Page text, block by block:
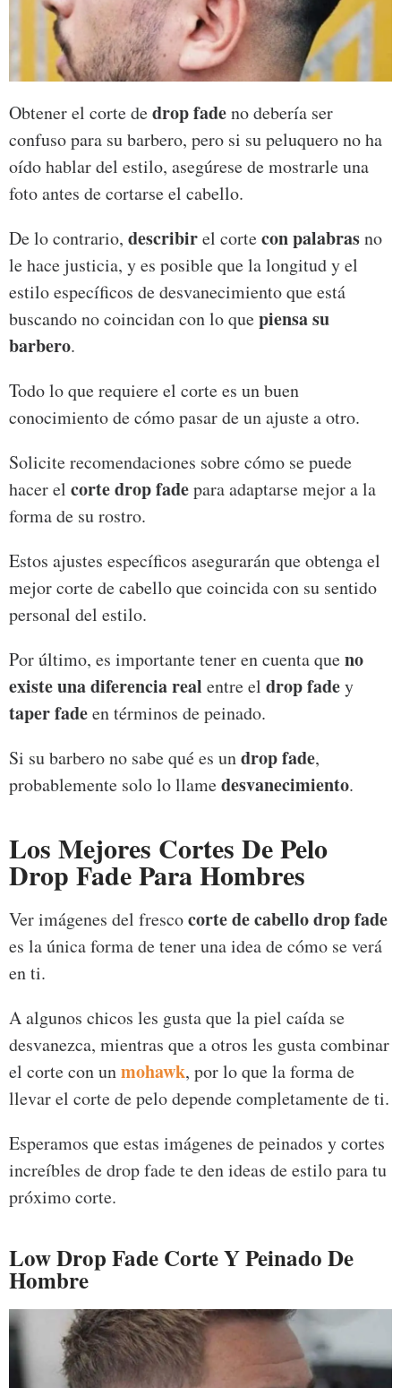
Obtener el corte dedrop fadeno debería ser
confuso para su barbero, pero si su peluquero no ha
oído hablar del estilo, asegúrese de mostrarle una
foto antes de cortarse el cabello.
De lo contrario, describirel cortecon palabrasno
le hace justicia, y es posible que la longitud y el
estilo específicos de desvanecimiento que está
buscando no coincidan con lo quepiensa su
barbero.
Todo lo que requiere el corte es un buen
conocimiento de cómo pasar de un ajuste a otro.
Solicite recomendaciones sobre cómo se puede
hacer el corte drop fadepara adaptarse mejor a la
forma de su rostro.
Estos ajustes específicos asegurarán que obtenga el
mejor corte de cabello que coincida con su sentido
personal del estilo.
Por último, es importante tener en cuenta queno
existe una diferencia real entre el drop fadey
taper fadeen términos de peinado.
Si su barbero no sabe qué es undrop fade,
probablemente solo lo llamedesvanecimiento.
Los Mejores Cortes De Pelo
Drop Fade Para Hombres
Ver imágenes del frescocorte de cabello drop fade
es la única forma de tener una idea de cómo se verá
en ti.
A algunos chicos les gusta que la piel caída se
desvanezca, mientras que a otros les gusta combinar
el corte con unmohawk, por lo que la forma de
llevar el corte de pelo depende completamente de ti.
Esperamos que estas imágenes de peinados y cortes
increíbles de drop fade te den ideas de estilo para tu
próximo corte.
Low Drop Fade Corte Y Peinado De
Hombre